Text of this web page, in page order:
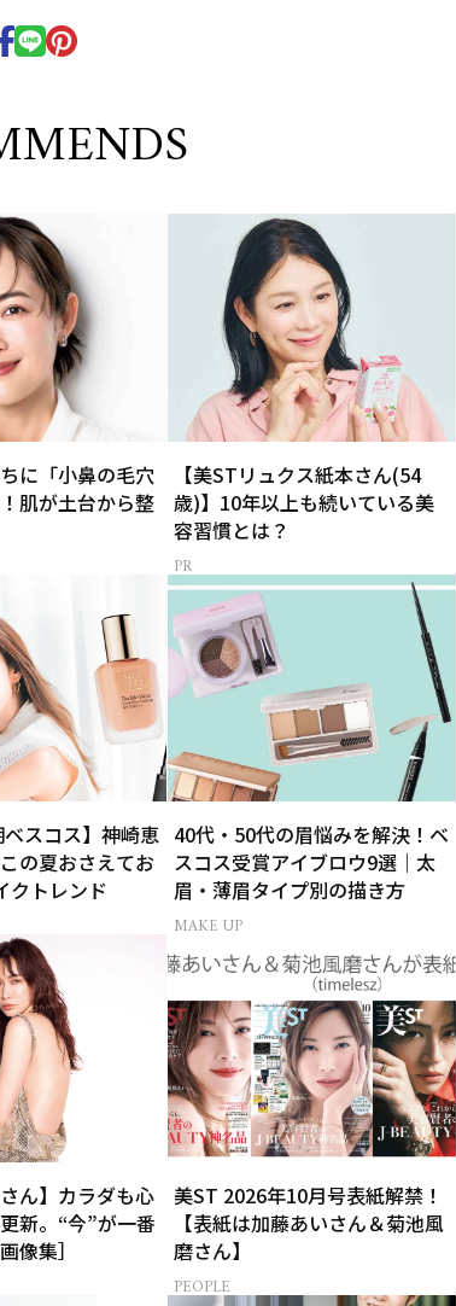
に「小鼻の毛穴
肌が土台から整
【美STリュクス紙本さん(54
歳)】10年以上も続いている美
容習慣とは？
ベスコス】神崎恵
の夏おさえてお
クトレンド
40代・50代の眉悩みを解決！ベ
スコス受賞アイブロウ9選｜太
眉・薄眉タイプ別の描き方
MAKE UP
ん】カラダも心
新。“今”が一番
像集］
美ST 2026年10月号表紙解禁！
【表紙は加藤あいさん＆菊池風
磨さん】
PEOPLE